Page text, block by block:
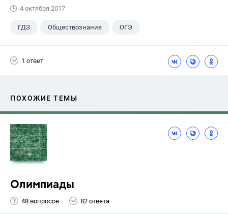
4 октября 2017
ГДЗ Обществознание ОГЭ
1 ответ
ПОХОЖИЕ ТЕМЫ
Олимпиады
48 вопросов 82 ответа